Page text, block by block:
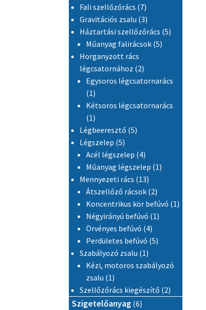
Fali szellőzőrács 77 termék
Gravitációs zsalu 33 termék
Háztartási szellőzőrács 55 termék
Műanyag falirácsok 55 termék
Horganyzott rács
légcsatornához 22 termék
Egysoros légcsatornarács
11 termék
Kétsoros légcsatornarács
11 termék
Légbeeresztő 55 termék
Légszelep 55 termék
Acél légszelep 44 termék
Műanyag légszelep 11 termék
Mennyezeti rács 1313 termék
Átszellőző rácsok 22 termék
Koncentrikus kör befúvó 11 termék
Négyirányú befúvó 11 termék
Örvényes befúvó 44 termék
Perdületes befúvó 55 termék
Szabályozó zsalu 11 termék
Kézi, motoros szabályozó
zsalu 11 termék
Szellőzőrács kiegészítő 22 termék
Szigetelőanyag 66 termék